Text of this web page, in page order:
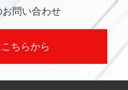
問い合わせ
ちらから